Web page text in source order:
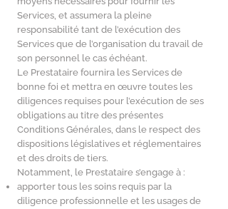
Services, et assumera la pleine
responsabilité tant de l’exécution des
Services que de l’organisation du travail de
son personnel le cas échéant.
Le Prestataire fournira les Services de
bonne foi et mettra en œuvre toutes les
diligences requises pour l’exécution de ses
obligations au titre des présentes
Conditions Générales, dans le respect des
dispositions législatives et réglementaires
et des droits de tiers.
Notamment, le Prestataire s’engage à :
apporter tous les soins requis par la
diligence professionnelle et les usages de